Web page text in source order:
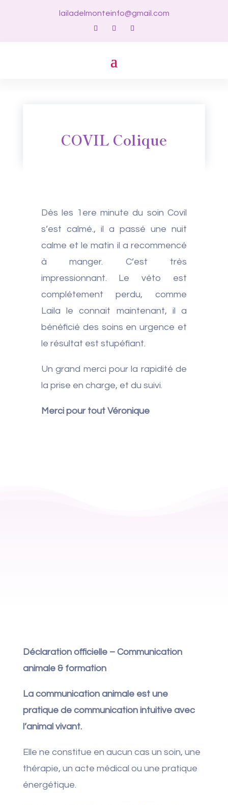
lailadelmonteinfo@gmail.com
COVIL Colique
Dès les 1ere minute du soin Covil
s’est calmé., il a passé une nuit
calme et le matin il a recommencé
à manger. C’est très
impressionnant. Le véto est
complétement perdu, comme
Laila le connait maintenant, il a
bénéficié des soins en urgence et
le résultat est stupéfiant.
Un grand merci pour la rapidité de
la prise en charge, et du suivi.
Merci pour tout Véronique
Déclaration officielle – Communication
animale & formation
La communication animale est une
pratique de communication intuitive avec
l’animal vivant.
Elle ne constitue en aucun cas un soin, une
thérapie, un acte médical ou une pratique
énergétique.